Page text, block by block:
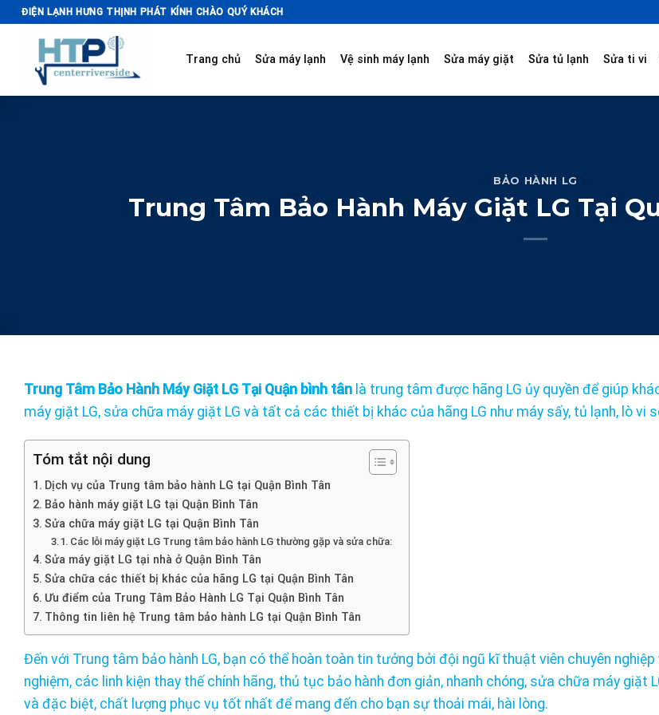
Skip
to
ĐIỆN LẠNH HƯNG THỊNH PHÁT KÍNH CHÀO QUÝ KHÁCH
Trang chủ Sửa máy lạnh Vệ sinh máy lạnh Sửa máy giặt Sửa tủ lạnh Sửa ti vi
BẢO HÀNH LG
Trung Tâm Bảo Hành Máy Giặt LG Tại
Trung Tâm Bảo Hành Máy Giặt LG Tại Quận bình tân là trung tâm được hãng LG ủy quyền để giúp
máy giặt LG, sửa chữa máy giặt LG và tất cả các thiết bị khác của hãng LG như máy sấy, tủ lạnh, lò vi
Tóm tắt nội dung
Dịch vụ của Trung tâm bảo hành LG tại Quận Bình Tân
Bảo hành máy giặt LG tại Quận Bình Tân
Sửa chữa máy giặt LG tại Quận Bình Tân
Các lỗi máy giặt LG Trung tâm bảo hành LG thường gặp và sửa chữa:
Sửa máy giặt LG tại nhà ở Quận Bình Tân
Sửa chữa các thiết bị khác của hãng LG tại Quận Bình Tân
Ưu điểm của Trung Tâm Bảo Hành LG Tại Quận Bình Tân
Thông tin liên hệ Trung tâm bảo hành LG tại Quận Bình Tân
Đến với Trung tâm bảo hành LG, bạn có thể hoàn toàn tin tưởng bởi đội ngũ kĩ thuật viên chuyên nghiệp
nghiệm, các linh kiện thay thế chính hãng, thủ tục bảo hành đơn giản, nhanh chóng, sửa chữa máy giặt
và đặc biệt, chất lượng phục vụ tốt nhất để mang đến cho bạn sự thoải mái, hài lòng.